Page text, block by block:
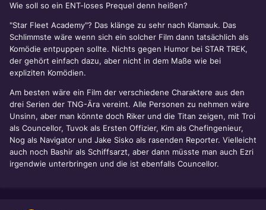
Wie soll so ein ENT-loses Prequel denn heißen?
"Star Fleet Academy"? Das klänge zu sehr nach Klamauk. Das
Schlimmste wäre wenn sich ein solcher Film dann tatsächlich als
Komödie entpuppen sollte. Nichts gegen Humor bei STAR TREK,
der gehört einfach dazu, aber nicht in dem Maße wie bei
expliziten Komödien.
Am besten wäre ein Film der verschiedene Charaktere aus den
drei Serien der TNG-Ära vereint. Alle Personen zu nehmen wäre
Unsinn, aber man könnte doch Riker und die Titan zeigen, mit Troi
als Councellor, Tuvok als Ersten Offizier, Kim als Chefingenieur,
Nog als Navigator und Jake Sisko als rasenden Reporter. Vielleicht
auch noch Bashir als Schiffsarzt, aber dann müsste man auch Ezri
irgendwie unterbringen und die ist ebenfalls Councellor.